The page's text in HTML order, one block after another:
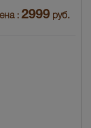
: 2999 руб.